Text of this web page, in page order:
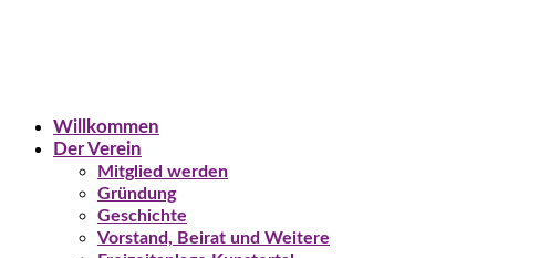
Willkommen
Der Verein
Mitglied werden
Gründung
Geschichte
Vorstand, Beirat und Weitere